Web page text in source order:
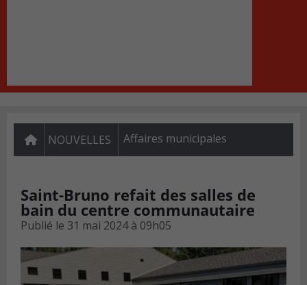
NOUVELLES Affaires municipales
Saint-Bruno refait des salles de
bain du centre communautaire
Publié le 31 mai 2024 à 09h05